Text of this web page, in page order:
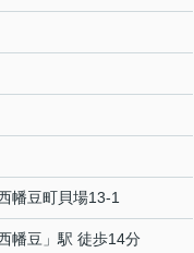
幡豆町貝場13-1
幡豆 」駅 徒歩14分